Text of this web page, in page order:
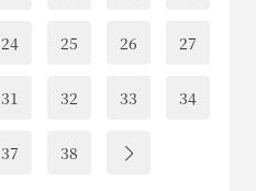
24 25 26 27
31 32 33 34
37 38